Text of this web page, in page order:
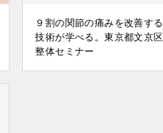
９割の関節の痛みを改善する
技術が学べる。東京都文京区
整体セミナー